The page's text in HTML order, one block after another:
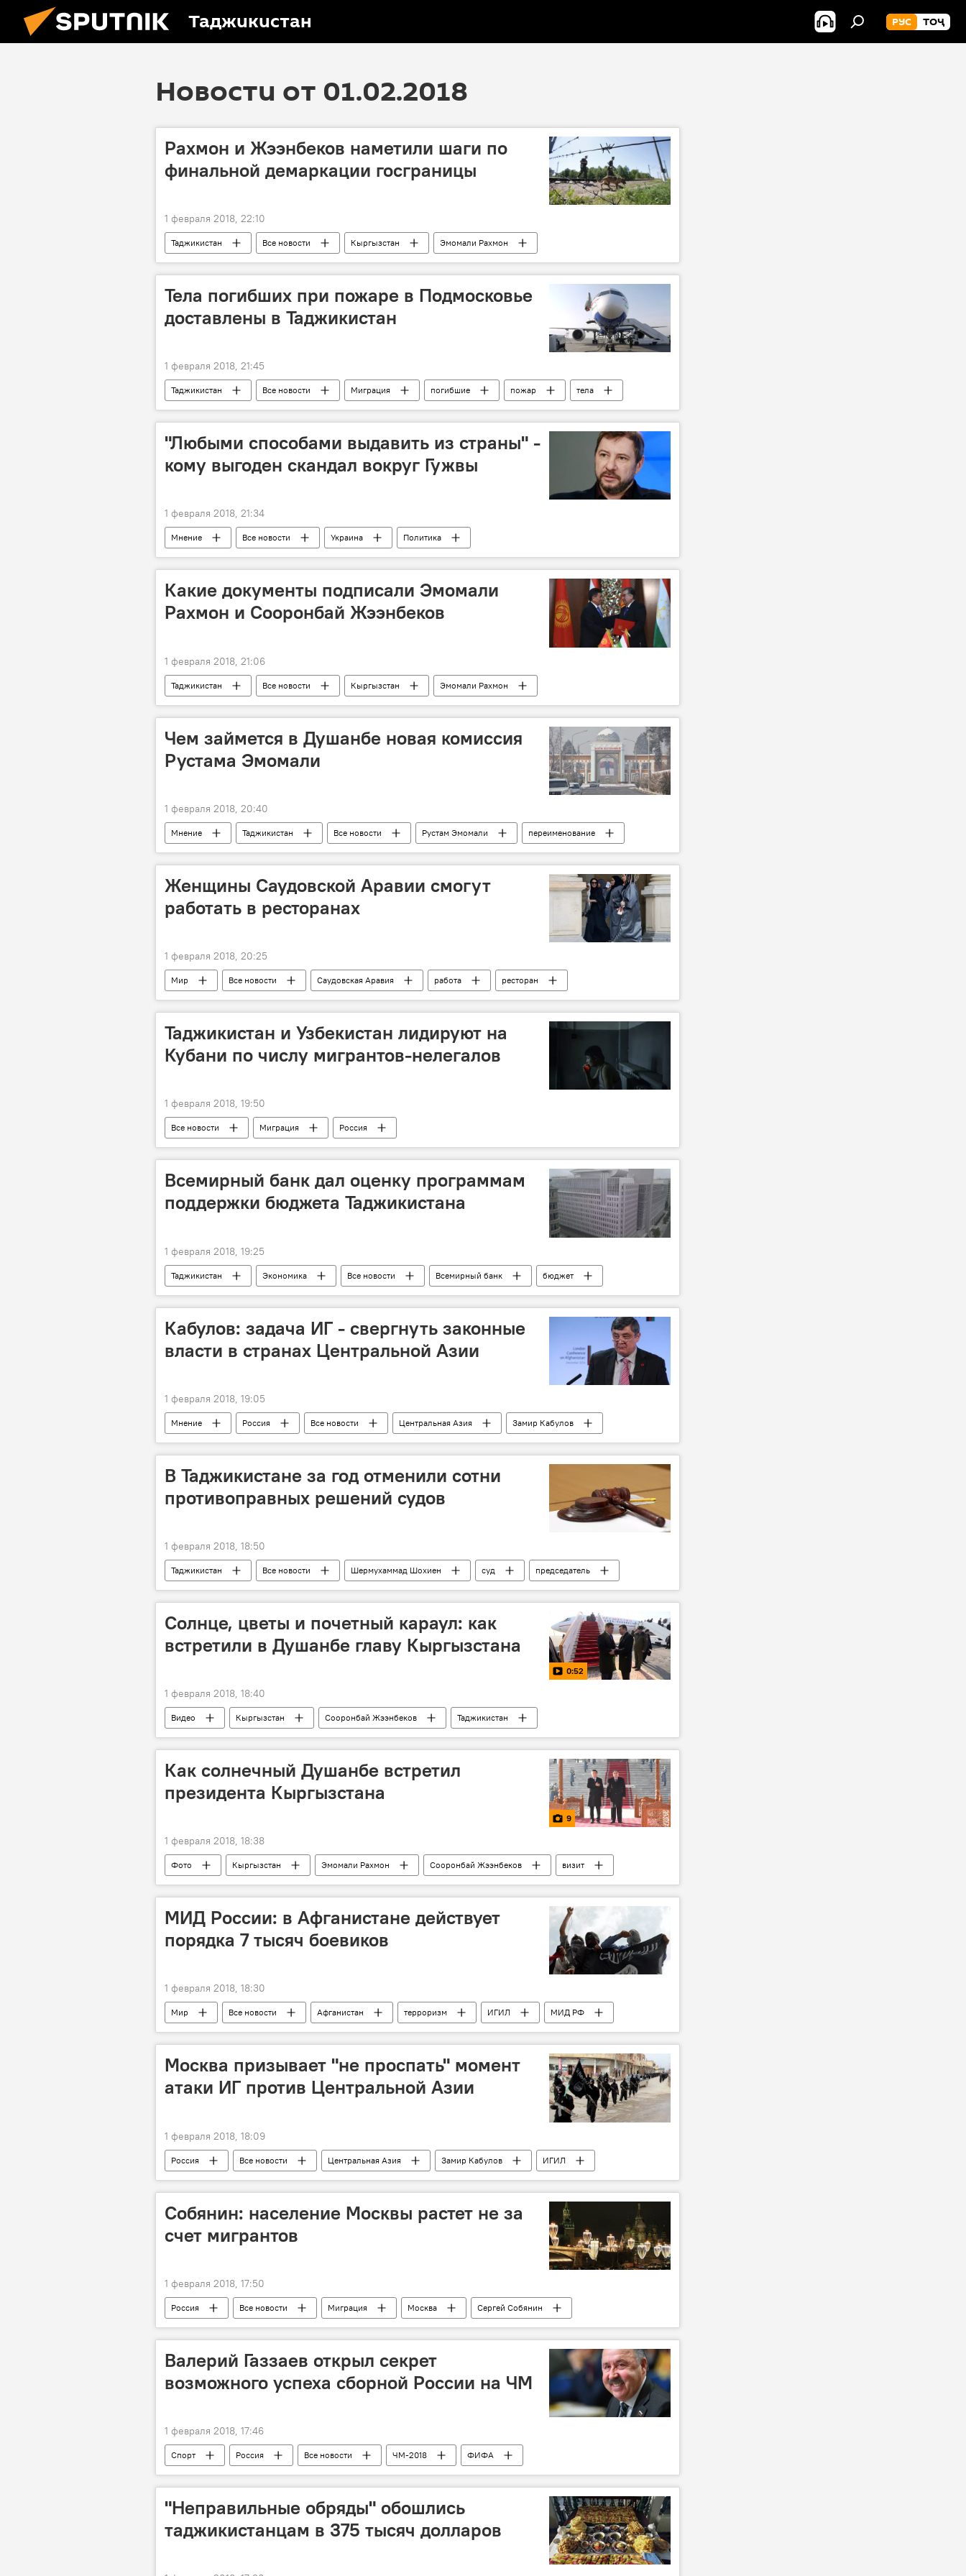
Таджикистан РУС ТОҶ
Новости от 01.02.2018
Рахмон и Жээнбеков наметили шаги по
финальной демаркации госграницы
1 февраля 2018, 22:10
Таджикистан Все новости Кыргызстан
Эмомали Рахмон
Сооронбай Жээнбеков
Таджикско-кыргызская граница: последние новости
Тела погибших при пожаре в Подмосковье
доставлены в Таджикистан
1 февраля 2018, 21:45
Таджикистан Все новости Миграция погибшие пожар
тела
Новости мигрантов из Центральной Азии в России
"Любыми способами выдавить из страны" -
кому выгоден скандал вокруг Гужвы
1 февраля 2018, 21:34
Мнение Все новости Украина Политика
Какие документы подписали Эмомали
Рахмон и Сооронбай Жээнбеков
1 февраля 2018, 21:06
Таджикистан Все новости Кыргызстан
Эмомали Рахмон
Сооронбай Жээнбеков
визит Центральная Азия CASA-1000 граница
Чем займется в Душанбе новая комиссия
Рустама Эмомали
1 февраля 2018, 20:40
Мнение Таджикистан Все новости Рустам Эмомали
переименование
Мэр Душанбе и председатель парламента Рустам Эмомали
Новости Душанбе
Женщины Саудовской Аравии смогут
работать в ресторанах
1 февраля 2018, 20:25
Мир Все новости Саудовская Аравия работа ресторан
Таджикистан и Узбекистан лидируют на
Кубани по числу мигрантов-нелегалов
1 февраля 2018, 19:50
Все новости Миграция
Россия
Новости мигрантов из Центральной Азии в России
Всемирный банк дал оценку программам
поддержки бюджета Таджикистана
1 февраля 2018, 19:25
Таджикистан Экономика Все новости Всемирный банк
бюджет
программа
Кабулов: задача ИГ - свергнуть законные
власти в странах Центральной Азии
1 февраля 2018, 19:05
Мнение Россия Все новости Центральная Азия
Замир Кабулов
ИГИЛ
В Таджикистане за год отменили сотни
противоправных решений судов
1 февраля 2018, 18:50
Таджикистан Все новости Шермухаммад Шохиен суд
председатель
Верховный суд Таджикистана
Солнце, цветы и почетный караул: как
встретили в Душанбе главу Кыргызстана
0:52
1 февраля 2018, 18:40
Видео Кыргызстан Сооронбай Жээнбеков
Таджикистан
Новости Душанбе
Как солнечный Душанбе встретил
президента Кыргызстана
9
1 февраля 2018, 18:38
Фото Кыргызстан Эмомали Рахмон Сооронбай Жээнбеков
визит
Таджикистан
Новости Душанбе
МИД России: в Афганистане действует
порядка 7 тысяч боевиков
1 февраля 2018, 18:30
Мир Все новости Афганистан терроризм ИГИЛ МИД РФ
Москва призывает "не проспать" момент
атаки ИГ против Центральной Азии
1 февраля 2018, 18:09
Россия Все новости Центральная Азия Замир Кабулов ИГИЛ
Собянин: население Москвы растет не за
счет мигрантов
1 февраля 2018, 17:50
Россия Все новости Миграция Москва
Сергей Собянин
рабочие места
Новости мигрантов из Центральной Азии в России патент
Валерий Газзаев открыл секрет
возможного успеха сборной России на ЧМ
1 февраля 2018, 17:46
Спорт Россия Все новости ЧМ-2018 ФИФА
"Неправильные обряды" обошлись
таджикистанцам в 375 тысяч долларов